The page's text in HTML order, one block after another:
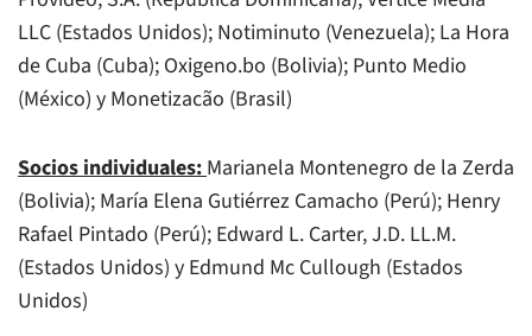
LLC (Estados Unidos); Notiminuto (Venezuela); La Hora
de Cuba (Cuba); Oxigeno.bo (Bolivia); Punto Medio
(México) y Monetizacão (Brasil)
Socios individuales: Marianela Montenegro de la Zerda
(Bolivia); María Elena Gutiérrez Camacho (Perú); Henry
Rafael Pintado (Perú); Edward L. Carter, J.D. LL.M.
(Estados Unidos) y Edmund Mc Cullough (Estados
Unidos)